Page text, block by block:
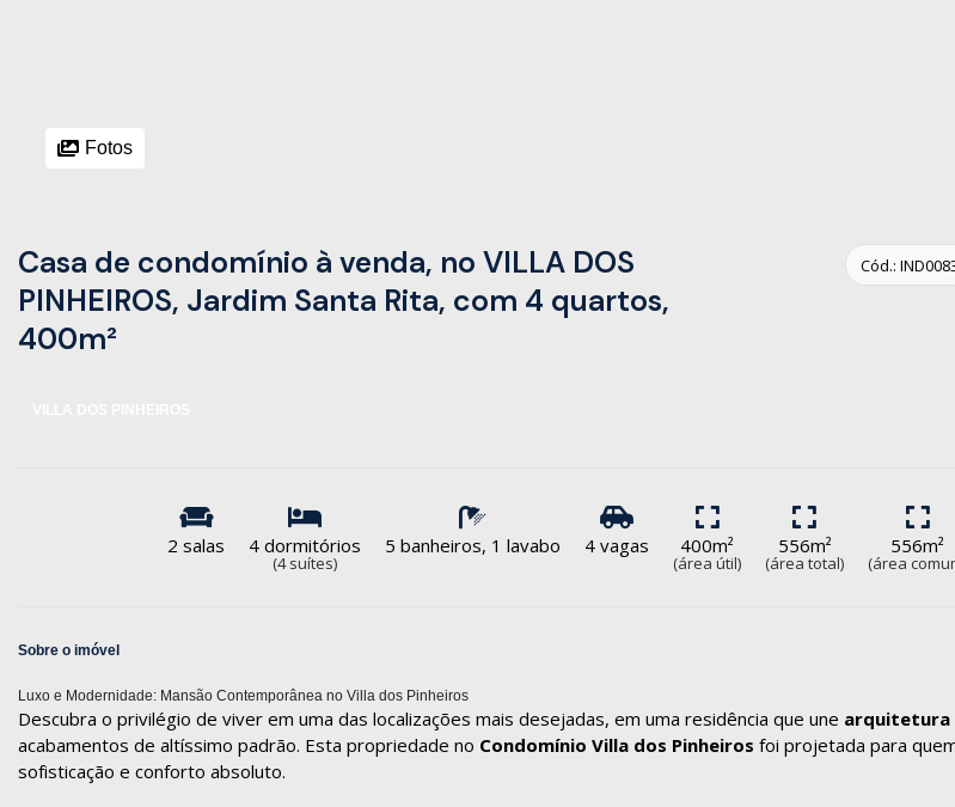
Fotos
Cód.:
Casa de condomínio à venda, no VILLA DOS
PINHEIROS, Jardim Santa Rita, com 4 quartos,
400m²
2 salas 4 dormitórios
(4 suítes)
5 banheiros, 1 lavabo 4 vagas 400m²
(área útil)
556m²
(área total)
556m²
(área
Sobre o imóvel
Luxo e Modernidade: Mansão Contemporânea no Villa dos Pinheiros
Descubra o privilégio de viver em uma das localizações mais desejadas, em uma residência que une arquitetura
acabamentos de altíssimo padrão. Esta propriedade no Condomínio Villa dos Pinheiros foi projetada para
sofisticação e conforto absoluto.